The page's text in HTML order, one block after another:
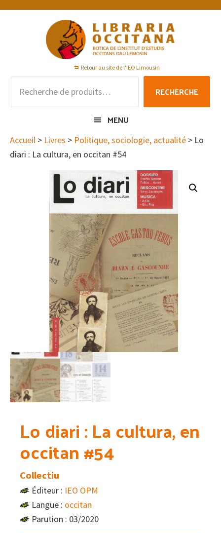
Passer
Passer
Passer
Retour au site de l'IEO Limousin
pour :
RECHERCHE
MENU
Accueil > Livres > Politique, sociologie, actualité > Lo
diari : La cultura, en occitan #54
Lo diari : La cultura, en
occitan #54
Collectiu
Éditeur : IEO OPM
Langue : occitan
Parution : 03/2020